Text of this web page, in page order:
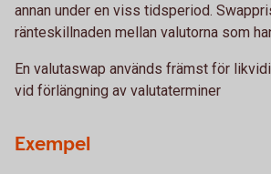
annan under en viss tidsperiod.
ränteskillnaden mellan valutorna som
En valutaswap används främst för
vid förlängning av valutaterminer
Exempel